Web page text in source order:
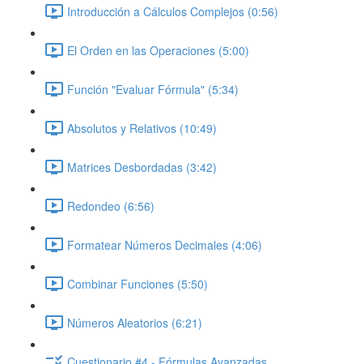
Introducción a Cálculos Complejos (0:56)
El Orden en las Operaciones (5:00)
Función "Evaluar Fórmula" (5:34)
Absolutos y Relativos (10:49)
Matrices Desbordadas (3:42)
Redondeo (6:56)
Formatear Números Decimales (4:06)
Combinar Funciones (5:50)
Números Aleatorios (6:21)